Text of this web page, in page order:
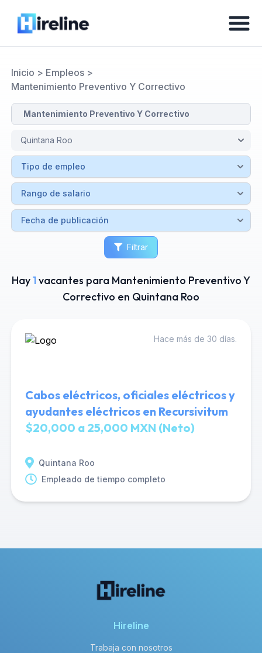
Inicio > Empleos>
Mantenimiento Preventivo Y Correctivo
Filtrar
Hay1 vacantes para Mantenimiento Preventivo Y
Correctivo en Quintana Roo
Hace más de 30 días.
Cabos eléctricos, oficiales eléctricos y
ayudantes eléctricos en Recursivitum
$20,000 a 25,000 MXN (Neto)
Quintana Roo
Empleado de tiempo completo
Hireline
Trabaja con nosotros